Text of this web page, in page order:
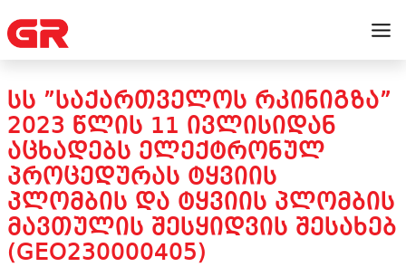
ᲡᲡ ”ᲡᲐᲥᲐᲠᲗᲕᲔᲚᲝᲡ ᲠᲙᲘᲜᲘᲒᲖᲐ”
2023 ᲬᲚᲘᲡ 11 ᲘᲕᲚᲘᲡᲘᲓᲐᲜ
ᲐᲪᲮᲐᲓᲔᲑᲡ ᲔᲚᲔᲥᲢᲠᲝᲜᲣᲚ
ᲞᲠᲝᲪᲔᲓᲣᲠᲐᲡ ᲢᲧᲕᲘᲘᲡ
ᲞᲚᲝᲛᲑᲘᲡ ᲓᲐ ᲢᲧᲕᲘᲘᲡ ᲞᲚᲝᲛᲑᲘᲡ
ᲛᲐᲕᲗᲣᲚᲘᲡ ᲨᲔᲡᲧᲘᲓᲕᲘᲡ ᲨᲔᲡᲐᲮᲔᲑ
(GEO230000405)